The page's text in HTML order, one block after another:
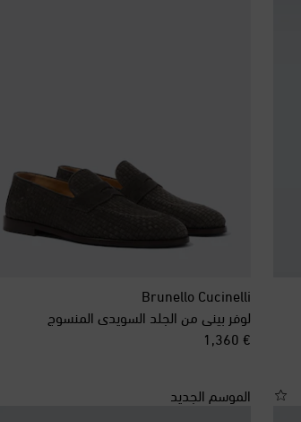
Brunello Cucinelli
لوفر بيني من الجلد السويدي المنسوج
€ 1,360
original price
الموسم الجديد